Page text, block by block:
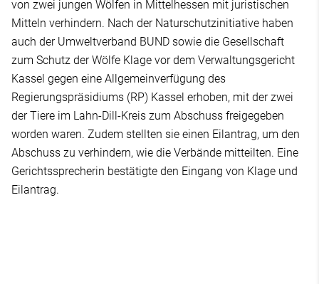
von zwei jungen Wölfen in Mittelhessen mit juristischen
Mitteln verhindern. Nach der Naturschutzinitiative haben
auch der Umweltverband BUND sowie die Gesellschaft
zum Schutz der Wölfe Klage vor dem Verwaltungsgericht
Kassel gegen eine Allgemeinverfügung des
Regierungspräsidiums (RP) Kassel erhoben, mit der zwei
der Tiere im Lahn-Dill-Kreis zum Abschuss freigegeben
worden waren. Zudem stellten sie einen Eilantrag, um den
Abschuss zu verhindern, wie die Verbände mitteilten. Eine
Gerichtssprecherin bestätigte den Eingang von Klage und
Eilantrag.